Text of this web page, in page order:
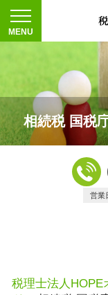
相続税 国税
営業
税理士法人HOPE